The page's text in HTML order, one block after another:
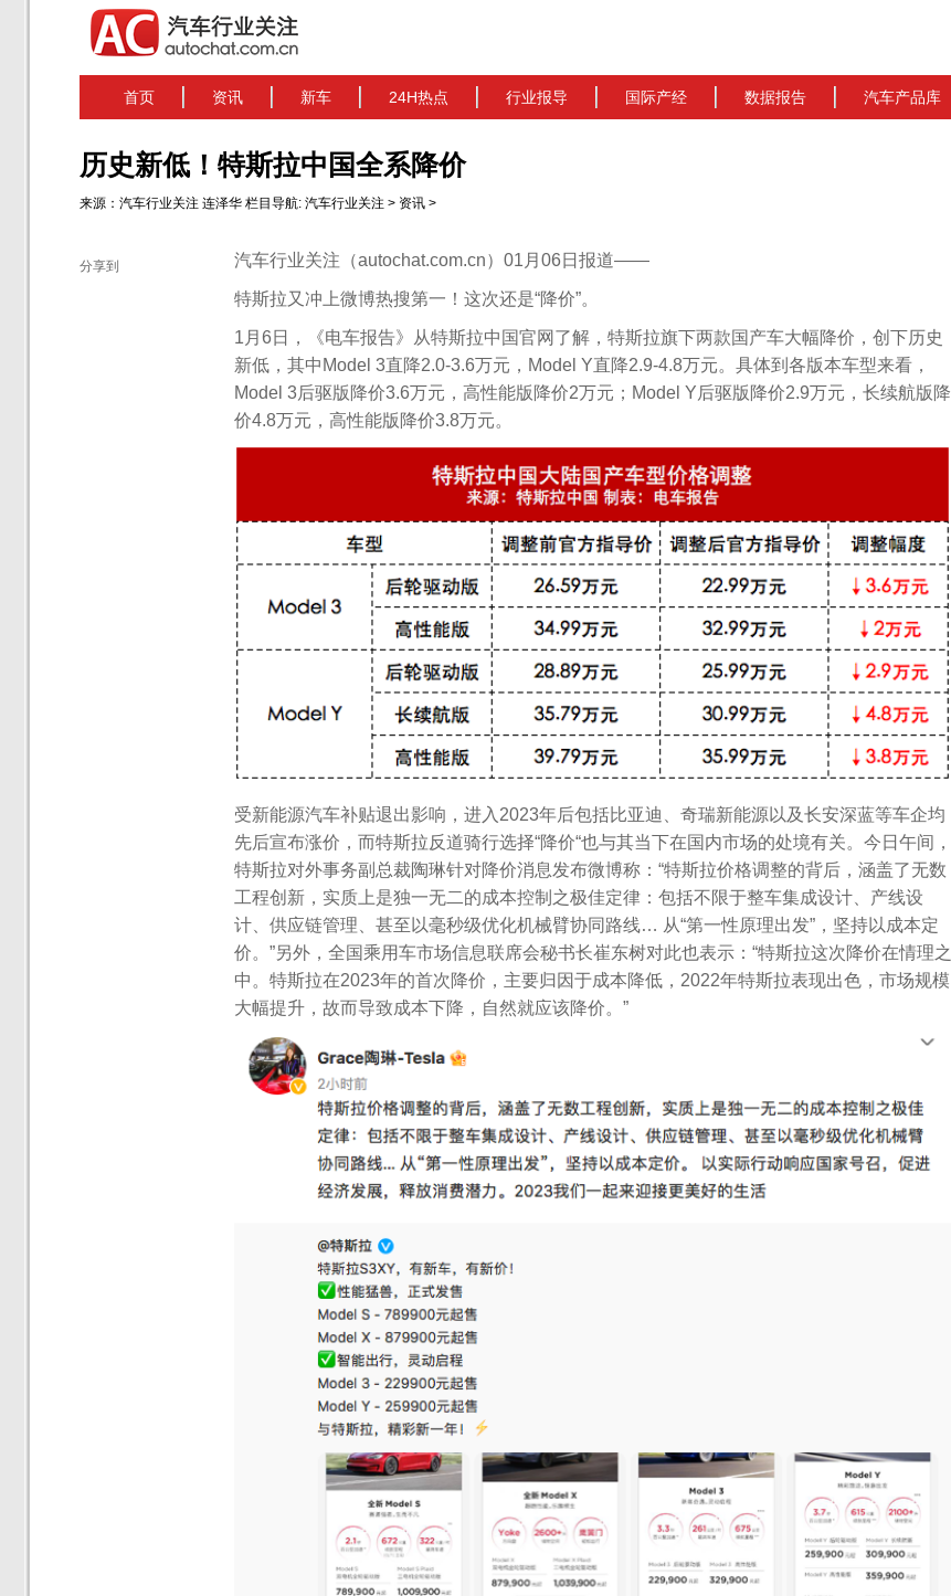
首页 资讯 新车 24H热点 行业报导 国际产经 数据报告 汽车产品库
历史新低！特斯拉中国全系降价
来源： 汽车行业关注 连泽华 栏目导航: 汽车行业关注 > 资讯 >
分享到 汽车行业关注（autochat.com.cn）01月06日报道——
特斯拉又冲上微博热搜第一！这次还是“降价”。
1月6日，《电车报告》从特斯拉中国官网了解，特斯拉旗下两款国产车大幅降价，创下历史
新低，其中Model 3直降2.0-3.6万元，Model Y直降2.9-4.8万元。具体到各版本车型来看，
Model 3后驱版降价3.6万元，高性能版降价2万元；Model Y后驱版降价2.9万元，长续航版降
价4.8万元，高性能版降价3.8万元。
受新能源汽车补贴退出影响，进入2023年后包括比亚迪、奇瑞新能源以及长安深蓝等车企均
先后宣布涨价，而特斯拉反道骑行选择“降价“也与其当下在国内市场的处境有关。今日午间，
特斯拉对外事务副总裁陶琳针对降价消息发布微博称：“特斯拉价格调整的背后，涵盖了无数
工程创新，实质上是独一无二的成本控制之极佳定律：包括不限于整车集成设计、产线设
计、供应链管理、甚至以毫秒级优化机械臂协同路线… 从“第一性原理出发”，坚持以成本定
价。”另外，全国乘用车市场信息联席会秘书长崔东树对此也表示：“特斯拉这次降价在情理之
中。特斯拉在2023年的首次降价，主要归因于成本降低，2022年特斯拉表现出色，市场规模
大幅提升，故而导致成本下降，自然就应该降价。”